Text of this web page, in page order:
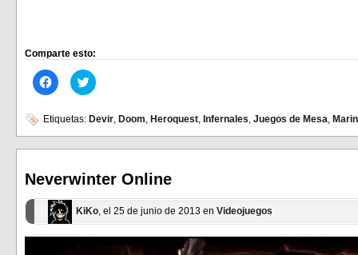
Comparte esto:
Haz
clic
en
Facebook
(Se
abre
ventana
nueva)
Haz
clic
en
Twitter
(Se
abre
ventana
nueva)
Etiquetas: Devir, Doom, Heroquest, Infernales, Juegos de Mesa,
Neverwinter Online
KiKo, el 25 de junio de 2013 en Videojuegos